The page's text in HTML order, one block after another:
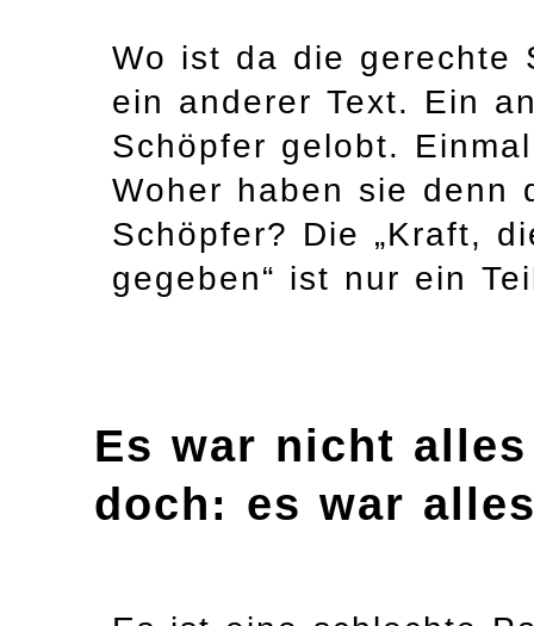
Wo ist da die gerechte
ein anderer Text. Ein
Schöpfer gelobt.
Woher haben sie denn
Schöpfer? Die „Kraft,
gegeben“ ist nur ein
Es war nicht
doch: es war